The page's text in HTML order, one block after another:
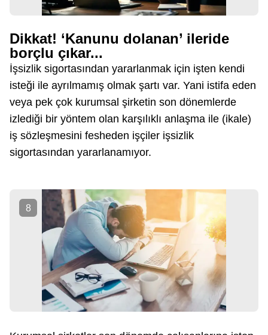
Dikkat! ‘Kanunu dolanan’ ileride
borçlu çıkar...
İşsizlik sigortasından yararlanmak için işten kendi
isteği ile ayrılmamış olmak şartı var. Yani istifa eden
veya pek çok kurumsal şirketin son dönemlerde
izlediği bir yöntem olan karşılıklı anlaşma ile (ikale)
iş sözleşmesini fesheden işçiler işsizlik
sigortasından yararlanamıyor.
8